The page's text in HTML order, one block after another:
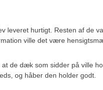
leveret hurtigt. Resten af de
ville det være
de dæk som sidder på ville
og håber den holder godt.